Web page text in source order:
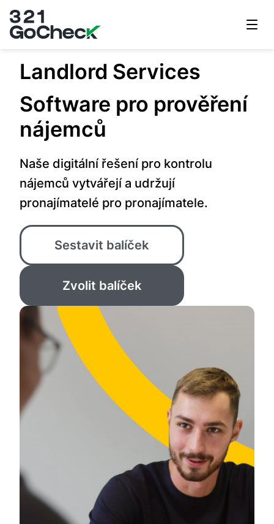
321GoCheck
Landlord Services
Software pro prověření
nájemců
Naše digitální řešení pro kontrolu
nájemců vytvářejí a udržují
pronajímatelé pro pronajímatele.
Sestavit balíček
Zvolit balíček